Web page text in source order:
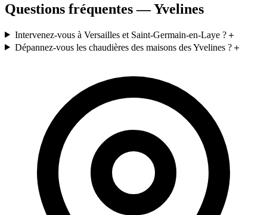
Questions fréquentes — Yvelines
Intervenez-vous à Versailles et Saint-Germain-en-Laye ?＋
Dépannez-vous les chaudières des maisons des Yvelines ?＋